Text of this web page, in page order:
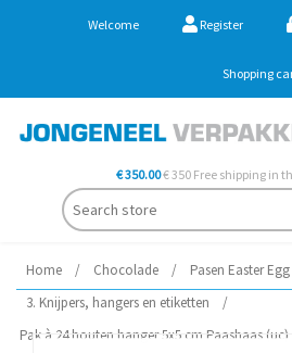
Welcome Register
Shopping
€ 350.00€ 350 Free shipping in
Home / Chocolade / Pasen Easter Egg
3. Knijpers, hangers en etiketten
/
Pak à 24 houten hanger 5x5 cm Paashaas (uc)